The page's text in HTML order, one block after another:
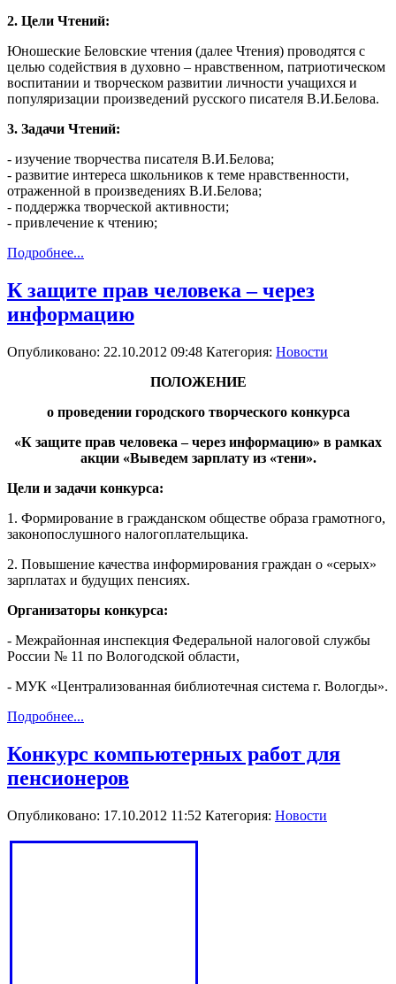
2. Цели Чтений:
Юношеские Беловские чтения (далее Чтения) проводятся с
целью содействия в духовно – нравственном, патриотическом
воспитании и творческом развитии личности учащихся и
популяризации произведений русского писателя В.И.Белова.
3. Задачи Чтений:
- изучение творчества писателя В.И.Белова;
- развитие интереса школьников к теме нравственности,
отраженной в произведениях В.И.Белова;
- поддержка творческой активности;
- привлечение к чтению;
Подробнее...
К защите прав человека – через
информацию
Опубликовано: 22.10.2012 09:48 Категория: Новости
ПОЛОЖЕНИЕ
о проведении городского творческого конкурса
«К защите прав человека – через информацию» в рамках
акции «Выведем зарплату из «тени».
Цели и задачи конкурса:
1. Формирование в гражданском обществе образа грамотного,
законопослушного налогоплательщика.
2. Повышение качества информирования граждан о «серых»
зарплатах и будущих пенсиях.
Организаторы конкурса:
- Межрайонная инспекция Федеральной налоговой службы
России № 11 по Вологодской области,
- МУК «Централизованная библиотечная система г. Вологды».
Подробнее...
Конкурс компьютерных работ для
пенсионеров
Опубликовано: 17.10.2012 11:52 Категория: Новости